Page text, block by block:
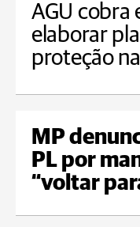
AGU cobra
elaborar
proteção
MP
PL por
“voltar